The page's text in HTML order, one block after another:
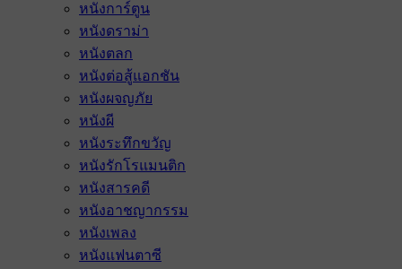
หนังการ์ตูน
หนังดราม่า
หนังตลก
หนังต่อสู้แอกชัน
หนังผจญภัย
หนังผี
หนังระทึกขวัญ
หนังรักโรแมนติก
หนังสารคดี
หนังอาชญากรรม
หนังเพลง
หนังแฟนตาซี